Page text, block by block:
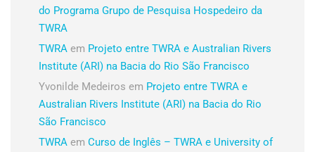
do Programa Grupo de Pesquisa Hospedeiro da
TWRA
TWRA em Projeto entre TWRA e Australian Rivers
Institute (ARI) na Bacia do Rio São Francisco
Yvonilde Medeiros em Projeto entre TWRA e
Australian Rivers Institute (ARI) na Bacia do Rio
São Francisco
TWRA em Curso de Inglês – TWRA e University of